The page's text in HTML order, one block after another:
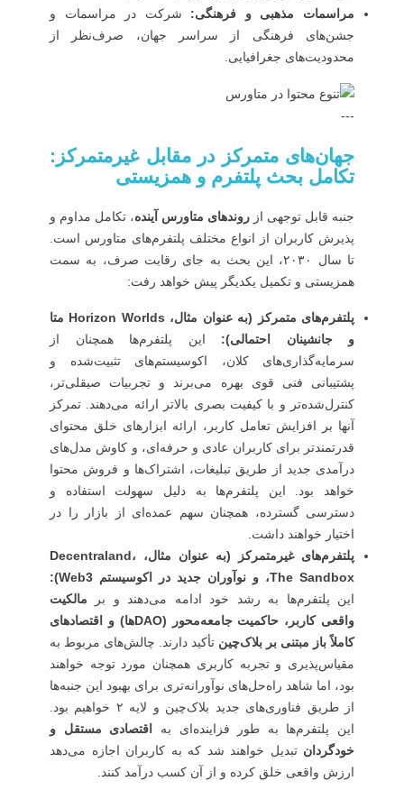
مراسمات مذهبی و فرهنگی: شرکت در مراسمات و
جشن‌های فرهنگی از سراسر جهان، صرف‌نظر از
محدودیت‌های جغرافیایی.
---
جهان‌های متمرکز در مقابل غیرمتمرکز:
تکامل بحث پلتفرم و همزیستی
جنبه قابل توجهی از روندهای متاورس آینده، تکامل مداوم و
پذیرش کاربران از انواع مختلف پلتفرم‌های متاورس است.
تا سال ۲۰۳۰، این بحث به جای رقابت صرف، به سمت
همزیستی و تکمیل یکدیگر پیش خواهد رفت:
پلتفرم‌های متمرکز (به عنوان مثال، Horizon Worlds متا
و جانشینان احتمالی): این پلتفرم‌ها همچنان از
سرمایه‌گذاری‌های کلان، اکوسیستم‌های تثبیت‌شده و
پشتیبانی فنی قوی بهره می‌برند و تجربیات صیقلی‌تر،
کنترل‌شده‌تر و با کیفیت بصری بالاتر ارائه می‌دهند. تمرکز
آنها بر افزایش تعامل کاربر، ارائه ابزارهای خلق محتوای
قدرتمندتر برای کاربران عادی و حرفه‌ای، و کاوش مدل‌های
درآمدی جدید از طریق تبلیغات، اشتراک‌ها و فروش محتوا
خواهد بود. این پلتفرم‌ها به دلیل سهولت استفاده و
دسترسی گسترده، همچنان سهم عمده‌ای از بازار را در
اختیار خواهند داشت.
پلتفرم‌های غیرمتمرکز (به عنوان مثال، Decentraland،
The Sandbox، و نوآوران جدید در اکوسیستم Web3):
این پلتفرم‌ها به رشد خود ادامه می‌دهند و بر مالکیت
واقعی کاربر، حاکمیت جامعه‌محور (DAO‌ها) و اقتصادهای
کاملاً باز مبتنی بر بلاک‌چین تأکید دارند. چالش‌های مربوط به
مقیاس‌پذیری و تجربه کاربری همچنان مورد توجه خواهند
بود، اما شاهد راه‌حل‌های نوآورانه‌تری برای بهبود این جنبه‌ها
از طریق فناوری‌های جدید بلاک‌چین و لایه ۲ خواهیم بود.
این پلتفرم‌ها به طور فزاینده‌ای به
اقتصادی مستقل و
خودگردان تبدیل خواهند شد که به کاربران اجازه می‌دهد
ارزش واقعی خلق کرده و از آن کسب درآمد کنند.